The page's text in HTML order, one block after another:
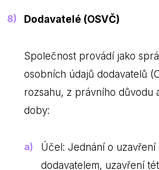
Dodavatelé (OSVČ)
Společnost provádí jako
osobních údajů dodavatelů
rozsahu, z právního důvodu
doby:
Účel: Jednání o uzavření
dodavatelem, uzavření